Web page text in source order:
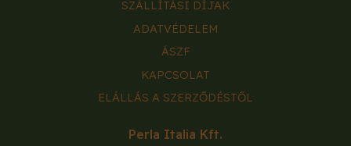
SZÁLLÍTÁSI DÍJAK
ADATVÉDELEM
ÁSZF
KAPCSOLAT
ELÁLLÁS A SZERZŐDÉSTŐL
Perla Italia Kft.